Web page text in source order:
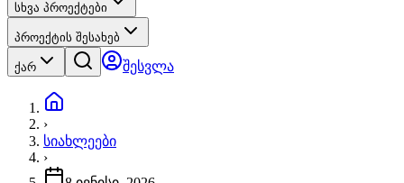
სხვა პროექტები
პროექტის შესახებ
ქარ შესვლა
›
სიახლეები
›